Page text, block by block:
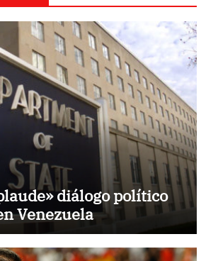
diálogo político
Venezuela